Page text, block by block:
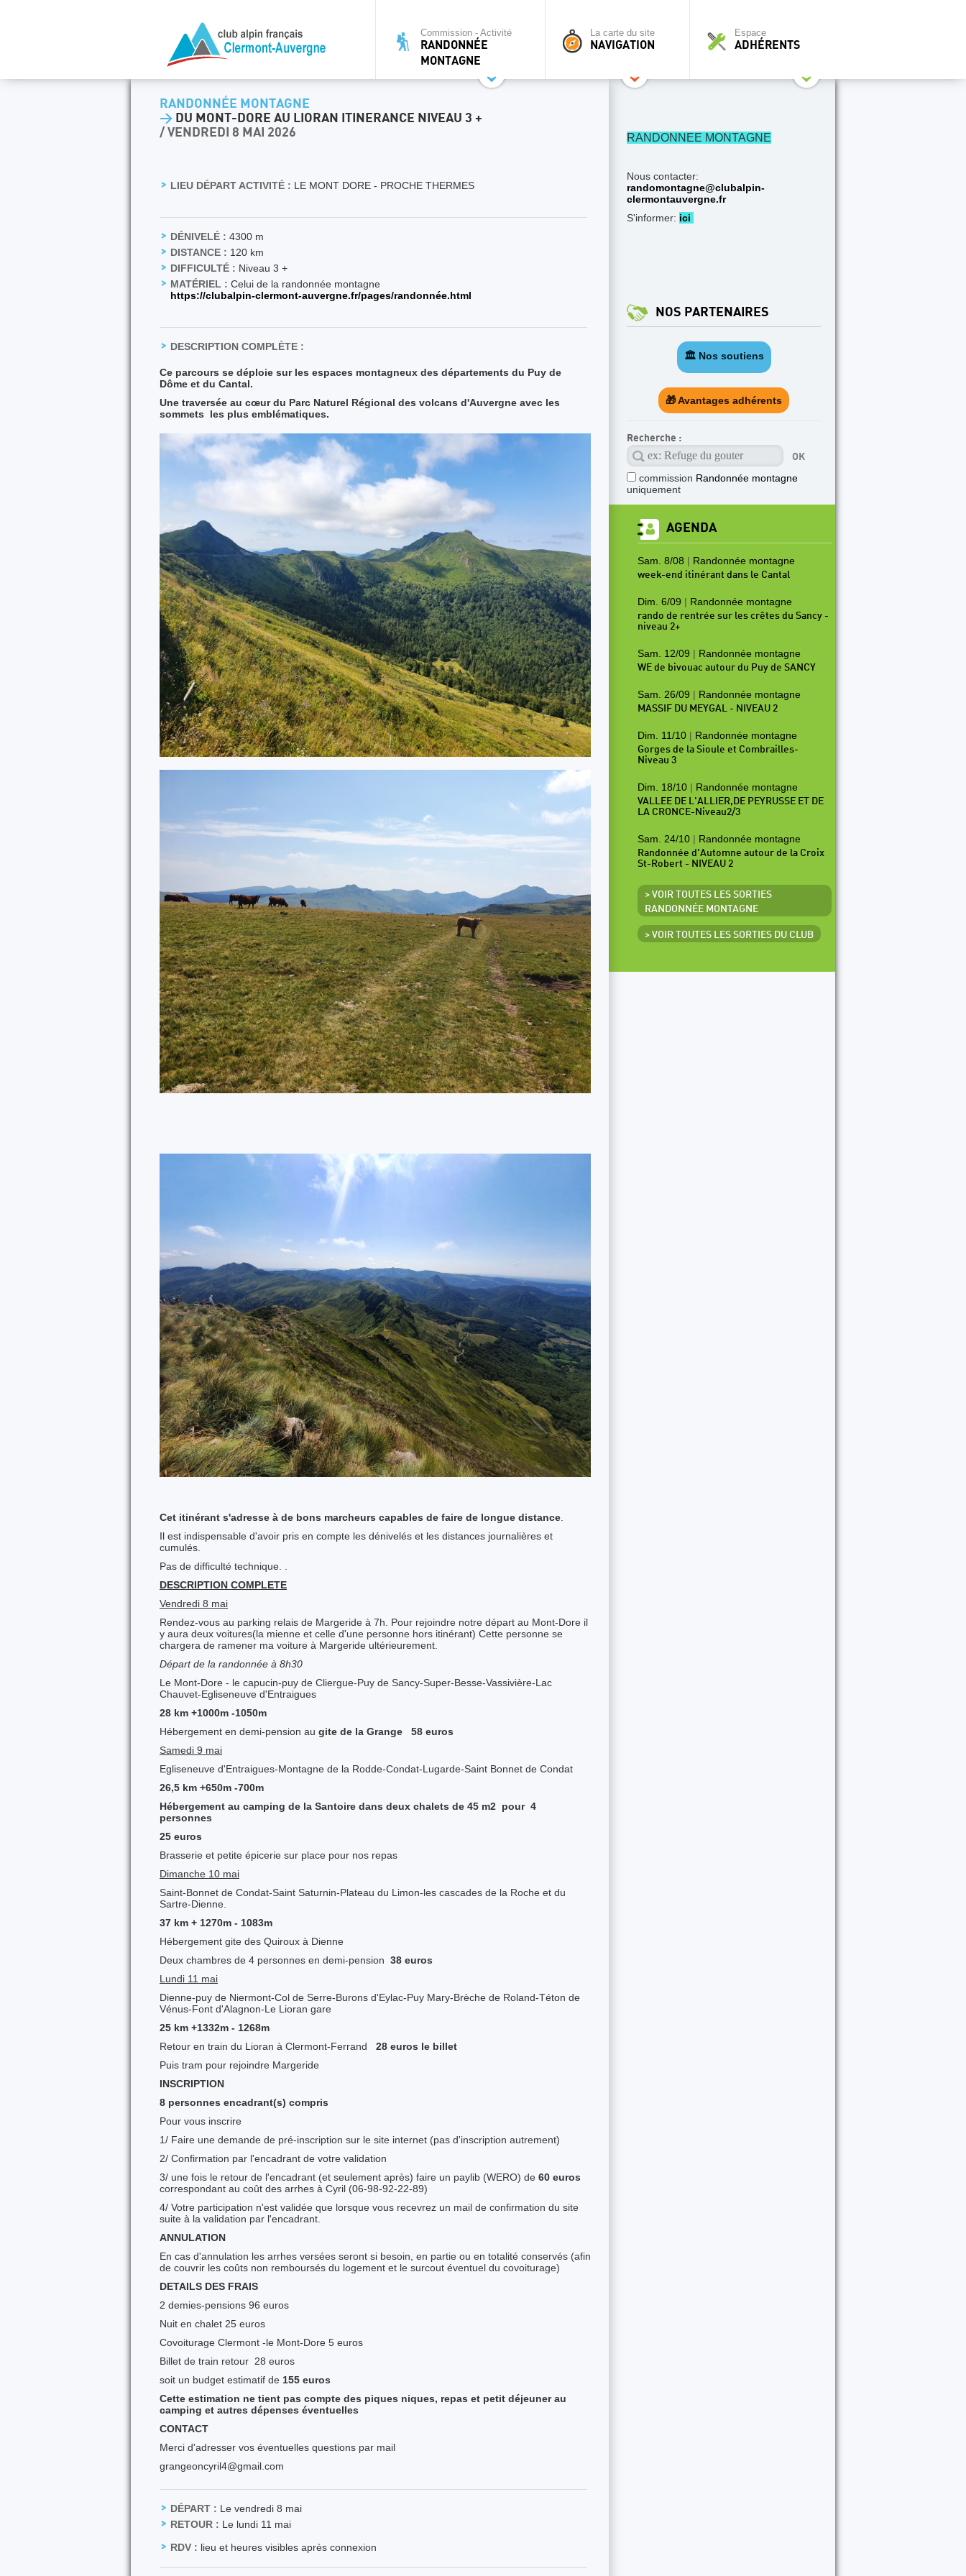
Commission - Activité
RANDONNÉE
MONTAGNE
La carte du site
NAVIGATION
Espace
ADHÉRENTS
RANDONNÉE MONTAGNE
> DU MONT-DORE AU LIORAN ITINERANCE NIVEAU 3 +
/ VENDREDI 8 MAI 2026
LIEU DÉPART ACTIVITÉ : LE MONT DORE - PROCHE THERMES
DÉNIVELÉ : 4300 m
DISTANCE : 120 km
DIFFICULTÉ : Niveau 3 +
MATÉRIEL : Celui de la randonnée montagne
https://clubalpin-clermont-auvergne.fr/pages/randonnée.html
DESCRIPTION COMPLÈTE :
Ce parcours se déploie sur les espaces montagneux des départements du Puy de
Dôme et du Cantal.
Une traversée au cœur du Parc Naturel Régional des volcans d'Auvergne avec les
sommets
les plus emblématiques.
Cet itinérant s'adresse à de bons marcheurs capables de faire de longue distance
Il est indispensable d'avoir pris en compte les dénivelés et les distances journalières et
cumulés.
Pas de difficulté technique. .
DESCRIPTION COMPLETE
Vendredi 8 mai
Rendez-vous au parking relais de Margeride à 7h. Pour rejoindre notre départ au Mont-Dore il
y aura deux voitures(la mienne et celle d'une personne hors itinérant) Cette personne se
chargera de ramener ma voiture à Margeride ultérieurement.
Départ de la randonnée à 8h30
Le Mont-Dore - le capucin-puy de Cliergue-Puy de Sancy-Super-Besse-Vassivière-Lac
Chauvet-Egliseneuve d'Entraigues
28 km +1000m -1050m
Hébergement en demi-pension au gite de la Grange 58 euros
Samedi 9 mai
Egliseneuve d'Entraigues-Montagne de la Rodde-Condat-Lugarde-Saint Bonnet de Condat
26,5 km +650m -700m
Hébergement au camping de la Santoire dans deux chalets de 45 m2 pour 4
personnes
25 euros
Brasserie et petite épicerie sur place pour nos repas
Dimanche 10 mai
Saint-Bonnet de Condat-Saint Saturnin-Plateau du Limon-les cascades de la Roche et du
Sartre-Dienne.
37 km + 1270m - 1083m
Hébergement gite des Quiroux à Dienne
Deux chambres de 4 personnes en demi-pension 38 euros
Lundi 11 mai
Dienne-puy de Niermont-Col de Serre-Burons d'Eylac-Puy Mary-Brèche de Roland-Téton de
Vénus-Font d'Alagnon-Le Lioran gare
25 km +1332m - 1268m
Retour en train du Lioran à Clermont-Ferrand
28 euros le billet
Puis tram pour rejoindre Margeride
INSCRIPTION
8 personnes encadrant(s) compris
Pour vous inscrire
1/ Faire une demande de pré-inscription sur le site internet (pas d'inscription autrement)
2/ Confirmation par l'encadrant de votre validation
3/ une fois le retour de l'encadrant (et seulement après) faire un paylib (WERO) de 60 euros
correspondant au coût des arrhes à Cyril (06-98-92-22-89)
4/ Votre participation n'est validée que lorsque vous recevrez un mail de confirmation du site
suite à la validation par l'encadrant.
ANNULATION
En cas d'annulation les arrhes versées seront si besoin, en partie ou en totalité conservés (afin
de couvrir les coûts non remboursés du logement et le surcout éventuel du covoiturage)
DETAILS DES FRAIS
2 demies-pensions 96 euros
Nuit en chalet 25 euros
Covoiturage Clermont -le Mont-Dore 5 euros
Billet de train retour 28 euros
soit un budget estimatif de 155 euros
Cette estimation ne tient pas compte des piques niques, repas et petit déjeuner au
camping et autres dépenses éventuelles
CONTACT
Merci d'adresser vos éventuelles questions par mail
grangeoncyril4@gmail.com
DÉPART : Le vendredi 8 mai
RETOUR : Le lundi 11 mai
RDV : lieu et heures visibles après connexion
RANDONNEE MONTAGNE
Nous contacter:
randomontagne@clubalpin-
clermontauvergne.fr
S'informer: ici
NOS PARTENAIRES
🏛️ Nos soutiens
🎁 Avantages adhérents
Recherche :
commission Randonnée montagne
uniquement
AGENDA
Sam. 8/08 | Randonnée montagne
week-end itinérant dans le Cantal
Dim. 6/09 | Randonnée montagne
rando de rentrée sur les crêtes du Sancy -
niveau 2+
Sam. 12/09 | Randonnée montagne
WE de bivouac autour du Puy de SANCY
Sam. 26/09 | Randonnée montagne
MASSIF DU MEYGAL - NIVEAU 2
Dim. 11/10 | Randonnée montagne
Gorges de la Sioule et Combrailles-
Niveau 3
Dim. 18/10 | Randonnée montagne
VALLEE DE L'ALLIER,DE PEYRUSSE ET DE
LA CRONCE-Niveau2/3
Sam. 24/10 | Randonnée montagne
Randonnée d'Automne autour de la Croix
St-Robert - NIVEAU 2
> VOIR TOUTES LES SORTIES
RANDONNÉE MONTAGNE
> VOIR TOUTES LES SORTIES DU CLUB